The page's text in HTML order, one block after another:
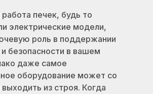
печек, будь то
электрические модели,
роль в поддержании
безопасности в вашем
даже самое
оборудование может со
из строя. Когда